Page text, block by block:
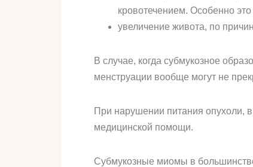
кровотечением. Особенно
увеличение живота, по
В случае, когда субмукозное
менструации вообще могут не
При нарушении питания опухоли,
медицинской помощи.
Субмукозные миомы в